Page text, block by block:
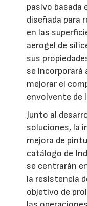
pasivo
diseñada para
en las
aerogel de
sus
se incorporará
mejorar el
envolvente de
Junto al
soluciones, la
mejora de
catálogo de
se centrarán
la resistencia
objetivo de